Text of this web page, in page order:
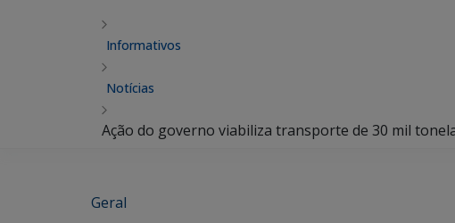
Informativos
Notícias
Ação do governo viabiliza transporte de 30 mil
Geral